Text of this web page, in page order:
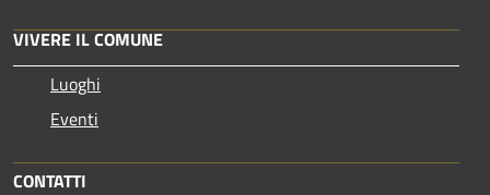
VIVERE IL COMUNE
Luoghi
Eventi
CONTATTI